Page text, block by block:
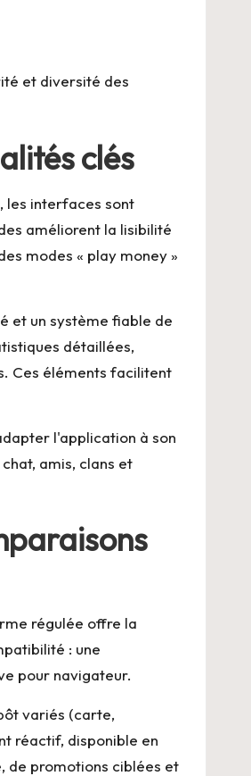
et diversité des
clés
les interfaces sont
améliorent la lisibilité
modes « play money »
et un système fiable de
détaillées,
Ces éléments facilitent
l'application à son
amis, clans et
régulée offre la
: une
pour navigateur.
variés (carte,
réactif, disponible en
de promotions ciblées et